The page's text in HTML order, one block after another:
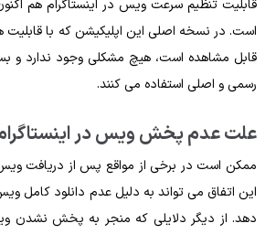
قابلیت تنظیم سرعت ویس در اینستاگرام هم
است. در نسخه اصلی این اپلیکیشن که با
قابل مشاهده است، هیچ مشکلی وجود ندارد و
رسمی و اصلی استفاده می کنند.
علت عدم پخش ویس ‌در
ممکن است در برخی از مواقع پس از دریافت
این اتفاق می تواند به دلیل عدم دانلود کامل
دهد. از دیگر دلایلی که منجر به پخش نشدن